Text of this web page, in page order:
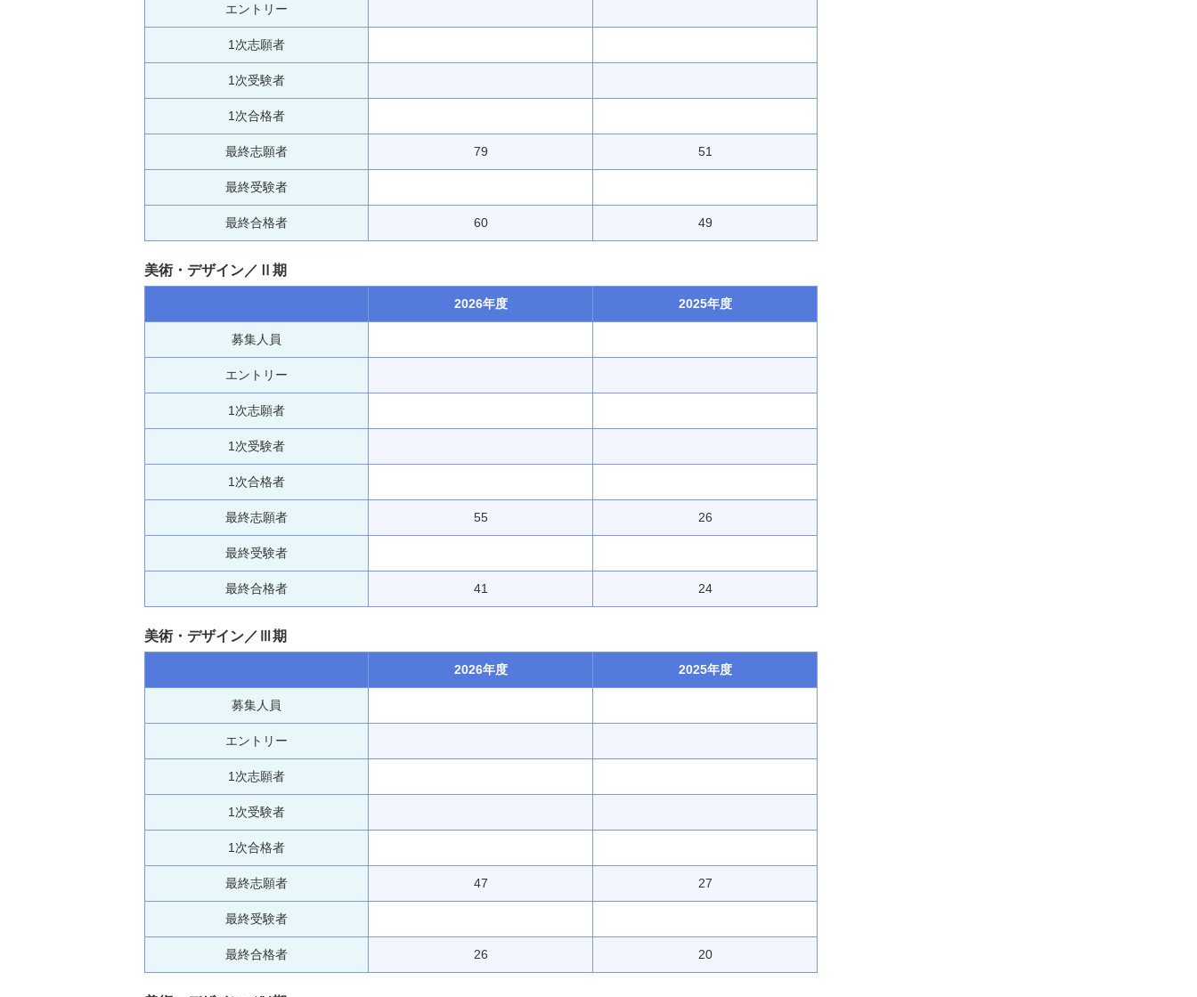
エントリー
1次志願者
1次受験者
1次合格者
最終志願者 79 51
最終受験者
最終合格者 60 49
美術・デザイン／Ⅱ期
2026年度 2025年度
募集人員
エントリー
1次志願者
1次受験者
1次合格者
最終志願者 55 26
最終受験者
最終合格者 41 24
美術・デザイン／Ⅲ期
2026年度 2025年度
募集人員
エントリー
1次志願者
1次受験者
1次合格者
最終志願者 47 27
最終受験者
最終合格者 26 20